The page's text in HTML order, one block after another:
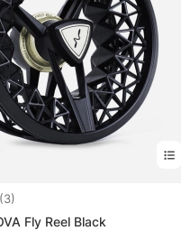
Fly Reel Black